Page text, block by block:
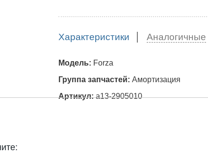
Характеристики Аналогичные
Модель: Forza
Группа запчастей: Амортизация
Артикул:a13-2905010